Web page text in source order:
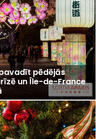
pēdējās
un Île-de-France